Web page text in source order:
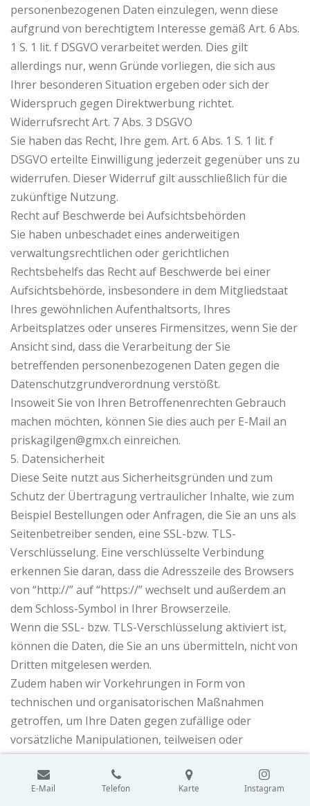
personenbezogenen Daten einzulegen, wenn diese
aufgrund von berechtigtem Interesse gemäß Art. 6 Abs.
1 S. 1 lit. f DSGVO verarbeitet werden. Dies gilt
allerdings nur, wenn Gründe vorliegen, die sich aus
Ihrer besonderen Situation ergeben oder sich der
Widerspruch gegen Direktwerbung richtet.
Widerrufsrecht Art. 7 Abs. 3 DSGVO
Sie haben das Recht, Ihre gem. Art. 6 Abs. 1 S. 1 lit. f
DSGVO erteilte Einwilligung jederzeit gegenüber uns zu
widerrufen. Dieser Widerruf gilt ausschließlich für die
zukünftige Nutzung.
Recht auf Beschwerde bei Aufsichtsbehörden
Sie haben unbeschadet eines anderweitigen
verwaltungsrechtlichen oder gerichtlichen
Rechtsbehelfs das Recht auf Beschwerde bei einer
Aufsichtsbehörde, insbesondere in dem Mitgliedstaat
Ihres gewöhnlichen Aufenthaltsorts, Ihres
Arbeitsplatzes oder unseres Firmensitzes, wenn Sie der
Ansicht sind, dass die Verarbeitung der Sie
betreffenden personenbezogenen Daten gegen die
Datenschutzgrundverordnung verstößt.
Insoweit Sie von Ihren Betroffenenrechten Gebrauch
machen möchten, können Sie dies auch per E-Mail an
priskagilgen@gmx.ch einreichen.
5. Datensicherheit
Diese Seite nutzt aus Sicherheitsgründen und zum
Schutz der Übertragung vertraulicher Inhalte, wie zum
Beispiel Bestellungen oder Anfragen, die Sie an uns als
Seitenbetreiber senden, eine SSL-bzw. TLS-
Verschlüsselung. Eine verschlüsselte Verbindung
erkennen Sie daran, dass die Adresszeile des Browsers
von “http://” auf “https://” wechselt und außerdem an
dem Schloss-Symbol in Ihrer Browserzeile.
Wenn die SSL- bzw. TLS-Verschlüsselung aktiviert ist,
können die Daten, die Sie an uns übermitteln, nicht von
Dritten mitgelesen werden.
Zudem haben wir Vorkehrungen in Form von
technischen und organisatorischen Maßnahmen
getroffen, um Ihre Daten gegen zufällige oder
vorsätzliche Manipulationen, teilweisen oder
vollständigen Verlust, Zerstörung oder gegen den
unbefugten Zugriff Dritter zu schützen.
6. Aktualität und Änderung dieser
E-Mail Telefon Karte Instagram